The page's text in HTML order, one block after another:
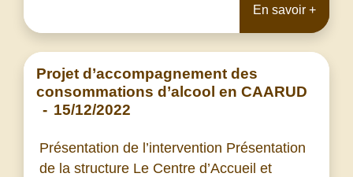
En savoir +
Projet d’accompagnement des
consommations d’alcool en CAARUD
- 15/12/2022
Présentation de l’intervention Présentation
de la structure Le Centre d’Accueil et